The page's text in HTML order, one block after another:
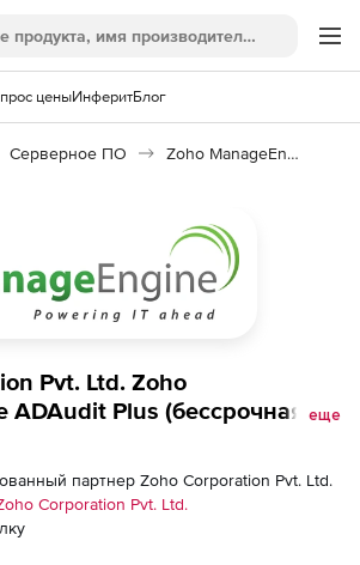
ценыИнферитБлог
Серверное ПО Zoho ManageEngine ADAudit Plus
Pvt. Ltd. Zoho
ADAudit Plus (бессрочная
for 200 Member Servers
еще
партнер Zoho Corporation Pvt. Ltd.
Corporation Pvt. Ltd.